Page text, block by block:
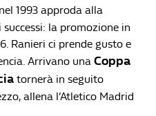
1993 approda alla
la promozione in
Ranieri ci prende gusto e
Arrivano una Coppa
tornerà in seguito
allena l’Atletico Madrid